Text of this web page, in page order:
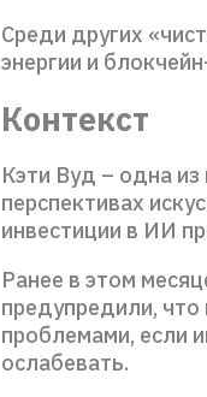
Среди других
энергии и
Контекст
Кэти Вуд – одна
перспективах
инвестиции в ИИ
Ранее в этом
предупредили,
проблемами, если
ослабевать.